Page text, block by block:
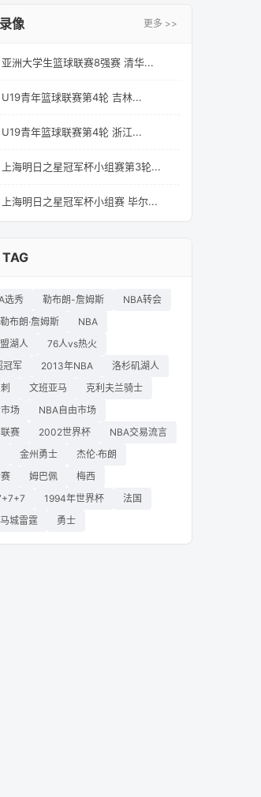
像 更多 >>
洲大学生篮球联赛8强赛 清华...
青年篮球联赛第4轮 吉林...
青年篮球联赛第4轮 浙江...
海明日之星冠军杯小组赛第3轮...
海明日之星冠军杯小组赛 毕尔...
TAG
选秀 勒布朗-詹姆斯
NBA转会
勒布朗·詹姆斯
NBA
湖人
76人vs热火
冠军
2013年NBA
洛杉矶湖人
文班亚马
克利夫兰骑士
场
NBA自由市场
赛
2002世界杯
NBA交易流言
金州勇士
杰伦·布朗
姆巴佩
梅西
1994年世界杯
法国
城雷霆
勇士